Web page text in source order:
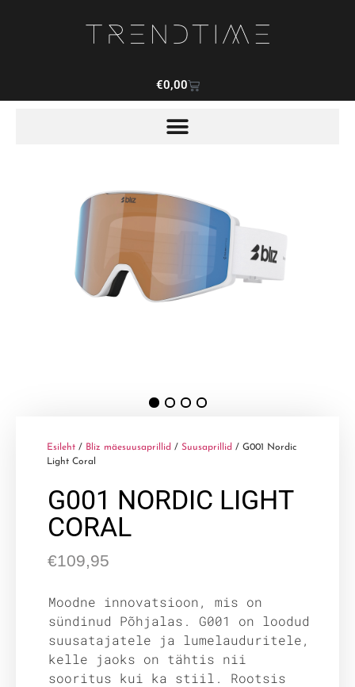
€0,00
Esileht / Bliz mäesuusaprillid / Suusaprillid / G001 Nordic
Light Coral
G001 NORDIC LIGHT
CORAL
€109,95
Moodne innovatsioon, mis on
sündinud Põhjalas. G001 on loodud
suusatajatele ja lumelauduritele,
kelle jaoks on tähtis nii
sooritus kui ka stiil. Rootsis